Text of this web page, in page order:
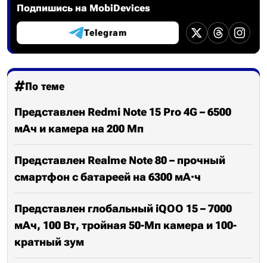
Подпишись на MobiDevices
Telegram
По теме
Представлен Redmi Note 15 Pro 4G – 6500
мАч и камера на 200 Мп
Представлен Realme Note 80 – прочный
смартфон с батареей на 6300 мА·ч
Представлен глобальный iQOO 15 – 7000
мАч, 100 Вт, тройная 50-Мп камера и 100-
кратный зум